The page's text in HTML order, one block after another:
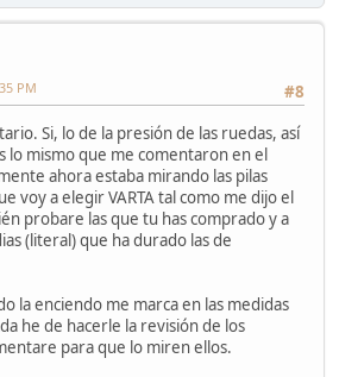
#8
PM
Si, lo de la presión de las ruedas, así
lo mismo que me comentaron en el
ahora estaba mirando las pilas
voy a elegir VARTA tal como me dijo el
probare las que tu has comprado y a
(literal) que ha durado las de
la enciendo me marca en las medidas
he de hacerle la revisión de los
para que lo miren ellos.